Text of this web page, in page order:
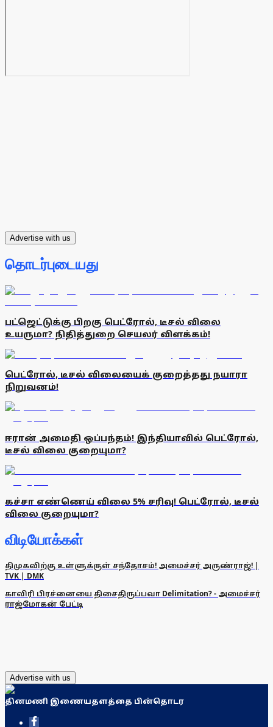
Advertise with us
தொடர்புடையது
பட்ஜெட்டுக்கு பிறகு பெட்ரோல், டீசல் விலை
உயருமா? நிதித்துறை செயலர் விளக்கம்!
பெட்ரோல், டீசல் விலையைக் குறைத்தது நயாரா
நிறுவனம்!
ஈரான் அமைதி ஒப்பந்தம்! இந்தியாவில் பெட்ரோல்,
டீசல் விலை குறையுமா?
கச்சா எண்ணெய் விலை 5% சரிவு! பெட்ரோல், டீசல்
விலை குறையுமா?
விடியோக்கள்
திமுகவிற்கு உள்ளுக்குள் சந்தோசம்! அமைச்சர் அருண்ராஜ்! |
TVK | DMK
காவிரி பிரச்னையை திசைதிருப்பவா Delimitation? - அமைச்சர்
ராஜ்மோகன் பேட்டி
Advertise with us
தினமணி இணையதளத்தை பின்தொடர